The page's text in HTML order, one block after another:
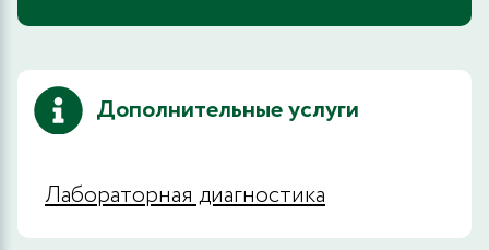
Дополнительные услуги
Лабораторная диагностика